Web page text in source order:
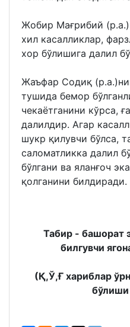
Жобир Мағрибий
хил касалликлар,
хор бўлишига далил
Жаъфар Содиқ
тушида бемор
чекаётганини кўрса,
далилдир. Агар
шукр қилувчи бўлса,
саломатликка далил
бўлгани ва яланғоч
қолганини билдиради.
Табир - башорат
билгувчи
(Қ,Ў,Ғ хариблар